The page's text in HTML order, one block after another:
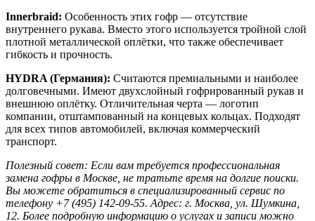
Innerbraid: Особенность этих гофр — отсутствие
внутреннего рукава. Вместо этого используется тройной слой
плотной металлической оплётки, что также обеспечивает
гибкость и прочность.
HYDRA (Германия): Считаются премиальными и наиболее
долговечными. Имеют двухслойный гофрированный рукав и
внешнюю оплётку. Отличительная черта — логотип
компании, отштампованный на концевых кольцах. Подходят
для всех типов автомобилей, включая коммерческий
транспорт.
Полезный совет: Если вам требуется профессиональная
замена гофры в Москве, не тратьте время на долгие поиски.
Вы можете обратиться в специализированный сервис по
телефону +7 (495) 142-09-55. Адрес: г. Москва, ул. Шумкина,
12. Более подробную информацию о услугах и записи можно